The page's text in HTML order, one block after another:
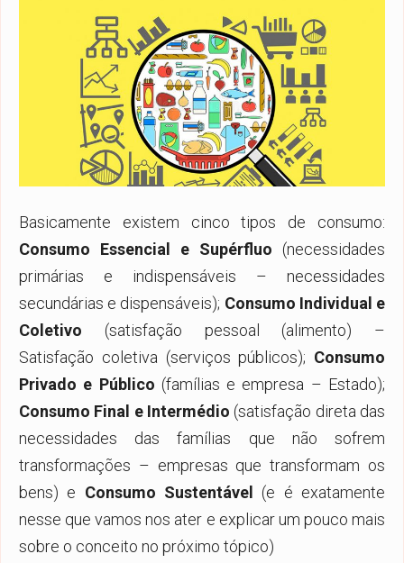
Basicamente existem cinco tipos de consumo:
Consumo Essencial e Supérfluo (necessidades
primárias e indispensáveis – necessidades
secundárias e dispensáveis); Consumo Individual e
Coletivo (satisfação pessoal (alimento) –
Satisfação coletiva (serviços públicos); Consumo
Privado e Público (famílias e empresa – Estado);
Consumo Final e Intermédio (satisfação direta das
necessidades das famílias que não sofrem
transformações – empresas que transformam os
bens) e Consumo Sustentável (e é exatamente
nesse que vamos nos ater e explicar um pouco mais
sobre o conceito no próximo tópico)